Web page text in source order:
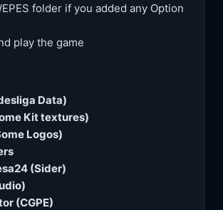
folder if you added any Option
play the game
Data)
Kit textures)
Logos)
(Sider)
(CGPE)